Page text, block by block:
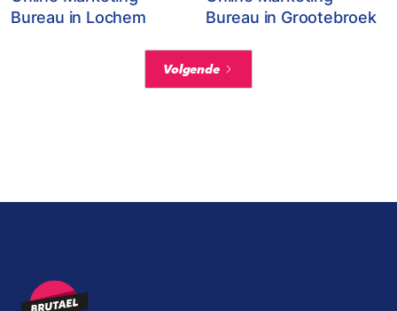
Bureau in Lochem
Bureau in Grootebroek
Volgende